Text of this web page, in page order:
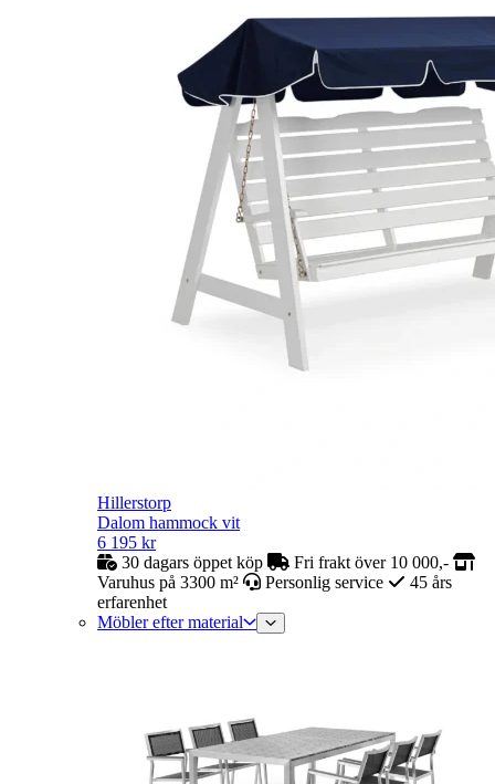
Hillerstorp
Dalom hammock vit
6 195 kr
30 dagars öppet köp
Fri frakt över 10 000,-
Varuhus på 3300 m²
Personlig service
45 års
erfarenhet
Möbler efter material